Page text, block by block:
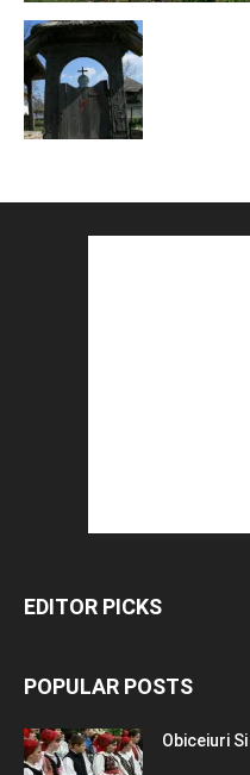
EDITOR PICKS
POPULAR POSTS
Obiceiuri